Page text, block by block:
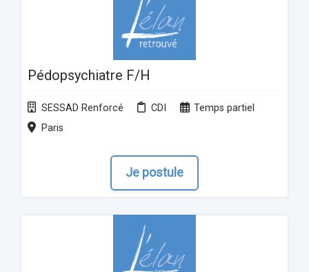
Pédopsychiatre F/H
SESSAD Renforcé CDI
Temps partiel
Paris
Je postule